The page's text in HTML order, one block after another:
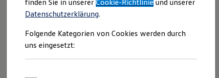
Volkswagen Zertifizierte Gebrauchtwagen
Elektromobilität bei Gebrauchtwagen
Saisonangebote
Reifenpakete
Leasing
Leasing-Angebote
Hier finden Sie Informationen über uns
(Autohaus Heil GmbH & Co. KG) als
verantwortlichen Anbieter von Inhalten
und Angeboten, die auf dieser Website
finden Sie in unsererCookie-Richtlinie und unserer
Datenschutzerklärung.
Folgende Kategorien von Cookies werden durch
uns eingesetzt: